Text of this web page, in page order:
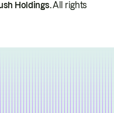
Holdings.All rights